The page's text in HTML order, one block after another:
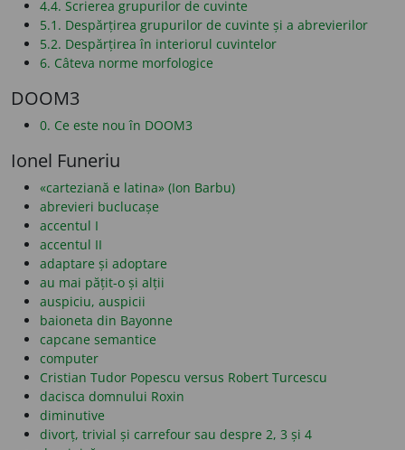
4.4. Scrierea grupurilor de cuvinte
5.1. Despărțirea grupurilor de cuvinte și a abrevierilor
5.2. Despărțirea în interiorul cuvintelor
6. Câteva norme morfologice
DOOM3
0. Ce este nou în DOOM3
Ionel Funeriu
«carteziană e latina» (Ion Barbu)
abrevieri buclucașe
accentul I
accentul II
adaptare și adoptare
au mai pățit-o și alții
auspiciu, auspicii
baioneta din Bayonne
capcane semantice
computer
Cristian Tudor Popescu versus Robert Turcescu
dacisca domnului Roxin
diminutive
divorț, trivial și carrefour sau despre 2, 3 și 4